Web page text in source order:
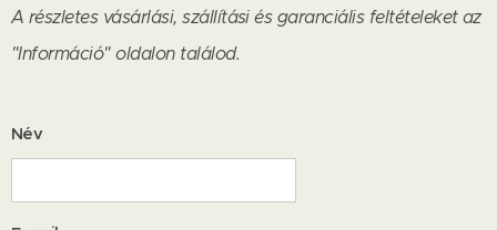
A részletes vásárlási, szállítási és garanciális feltételeket az
"Információ" oldalon találod.
Név